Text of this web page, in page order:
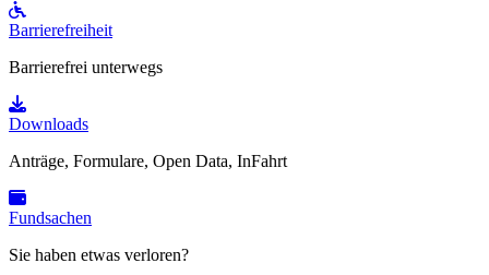
Barrierefreiheit
Barrierefrei unterwegs
Downloads
Anträge, Formulare, Open Data, InFahrt
Fundsachen
Sie haben etwas verloren?